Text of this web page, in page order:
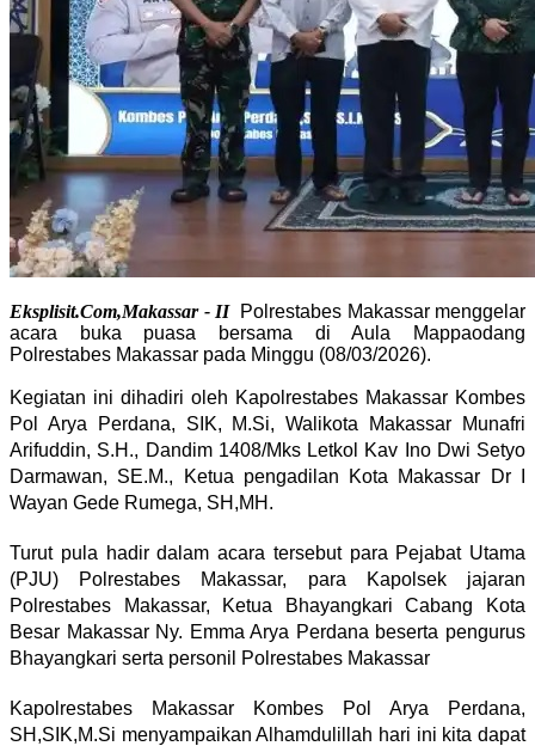
Eksplisit.Com,Makassar - II Polrestabes Makassar menggelar
acara buka puasa bersama di Aula Mappaodang
Polrestabes Makassar pada Minggu (08/03/2026).
Kegiatan ini dihadiri oleh Kapolrestabes Makassar Kombes
Pol Arya Perdana, SIK, M.Si, Walikota Makassar Munafri
Arifuddin, S.H., Dandim 1408/Mks Letkol Kav Ino Dwi Setyo
Darmawan, SE.M., Ketua pengadilan Kota Makassar Dr I
Wayan Gede Rumega, SH,MH.
Turut pula hadir dalam acara tersebut para Pejabat Utama
(PJU) Polrestabes Makassar, para Kapolsek jajaran
Polrestabes Makassar, Ketua Bhayangkari Cabang Kota
Besar Makassar Ny. Emma Arya Perdana beserta pengurus
Bhayangkari serta personil Polrestabes Makassar
Kapolrestabes Makassar Kombes Pol Arya Perdana,
SH,SIK,M.Si menyampaikan Alhamdulillah hari ini kita dapat